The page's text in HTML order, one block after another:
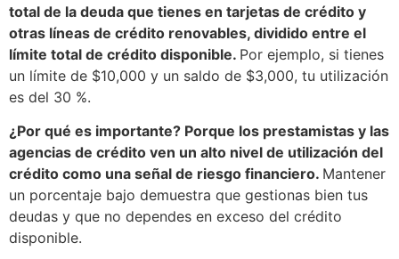
total de la deuda que tienes en tarjetas de crédito y
otras líneas de crédito renovables, dividido entre el
límite total de crédito disponible. Por ejemplo, si tienes
un límite de $10,000 y un saldo de $3,000, tu utilización
es del 30 %.
¿Por qué es importante? Porque los prestamistas y las
agencias de crédito ven un alto nivel de utilización del
crédito como una señal de riesgo financiero. Mantener
un porcentaje bajo demuestra que gestionas bien tus
deudas y que no dependes en exceso del crédito
disponible.